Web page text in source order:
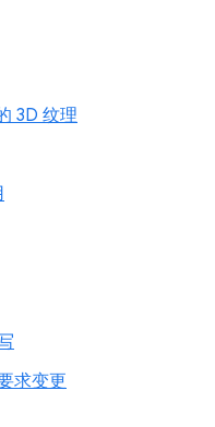
3D 纹理
求变更